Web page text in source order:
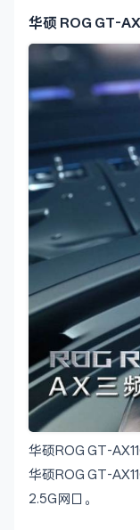
华硕 ROG GT-
华硕ROG GT-
华硕ROG GT-
2.5G网口。